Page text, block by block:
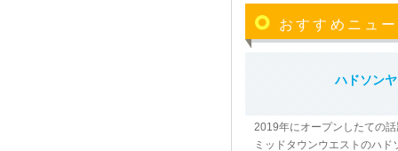
おすすめニュ
ハドソン
2019年にオープンしたての
ミッドタウンウエストのハ